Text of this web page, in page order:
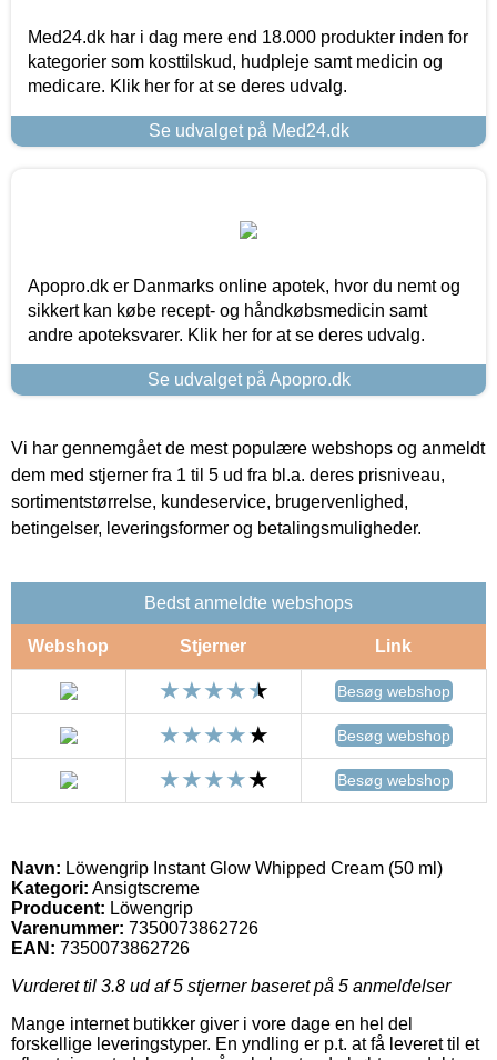
Med24.dk har i dag mere end 18.000 produkter inden for
kategorier som kosttilskud, hudpleje samt medicin og
medicare. Klik her for at se deres udvalg.
Se udvalget på Med24.dk
Apopro.dk er Danmarks online apotek, hvor du nemt og
sikkert kan købe recept- og håndkøbsmedicin samt
andre apoteksvarer. Klik her for at se deres udvalg.
Se udvalget på Apopro.dk
Vi har gennemgået de mest populære webshops og anmeldt
dem med stjerner fra 1 til 5 ud fra bl.a. deres prisniveau,
sortimentstørrelse, kundeservice, brugervenlighed,
betingelser, leveringsformer og betalingsmuligheder.
Bedst anmeldte webshops
Webshop Stjerner Link
Besøg webshop
Besøg webshop
Besøg webshop
Navn: Löwengrip Instant Glow Whipped Cream (50 ml)
Kategori: Ansigtscreme
Producent: Löwengrip
Varenummer: 7350073862726
EAN: 7350073862726
Vurderet til 3.8 ud af 5 stjerner baseret på 5 anmeldelser
Mange internet butikker giver i vore dage en hel del
forskellige leveringstyper. En yndling er p.t. at få leveret til et